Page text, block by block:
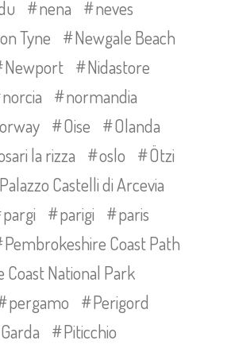
nena
neves
Tyne
Newgale Beach
Newport
Nidastore
norcia
normandia
Oise
Olanda
la rizza oslo
Ötzi
Palazzo Castelli di Arcevia
pargi parigi
paris
Pembrokeshire Coast Path
National Park
pergamo
Perigord
Piticchio